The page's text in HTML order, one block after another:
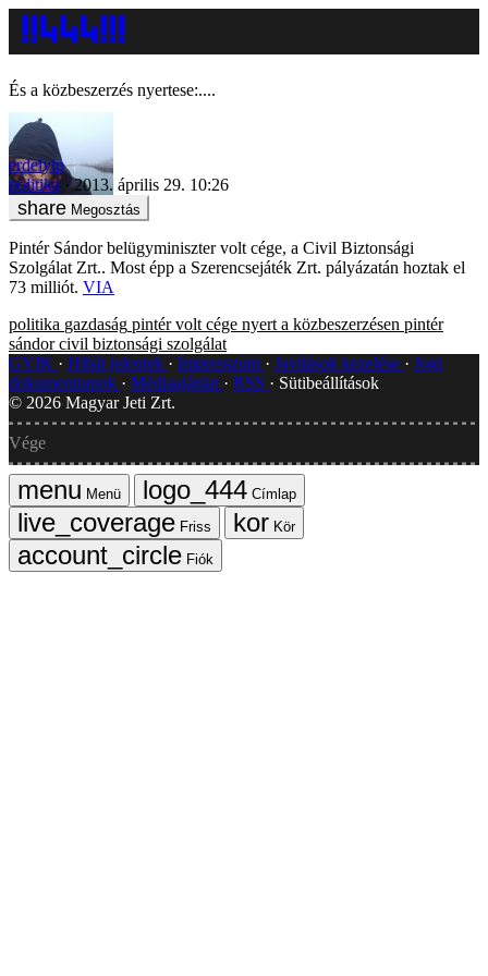
És a közbeszerzés nyertese:....
erdelyip
politika
2013. április 29. 10:26
Megosztás
Pintér Sándor belügyminiszter volt cége, a Civil Biztonsági
Szolgálat Zrt.. Most épp a Szerencsejáték Zrt. pályázatán hoztak el
73 milliót. VIA
politika gazdaság pintér volt cége nyert a közbeszerzésen pintér
sándor civil biztonsági szolgálat
GYIK
Hibát jelentek Impresszum Javítások kezelése
Jogi
dokumentumok
Médiaajánlat RSS
Sütibeállítások
© 2026 Magyar Jeti Zrt.
Vége
Menü
Címlap
Friss
Kör
Fiók